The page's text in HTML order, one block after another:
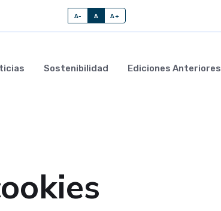
A- A A+
Sostenibilidad Ediciones Anteriores